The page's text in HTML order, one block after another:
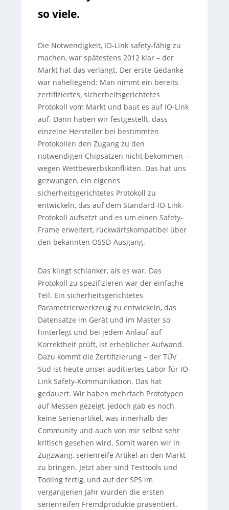
so viele.
Die Notwendigkeit, IO-Link safety-fähig zu
machen, war spätestens 2012 klar – der
Markt hat das verlangt. Der erste Gedanke
war naheliegend: Man nimmt ein bereits
zertifiziertes, sicherheitsgerichtetes
Protokoll vom Markt und baut es auf IO-Link
auf. Dann haben wir festgestellt, dass
einzelne Hersteller bei bestimmten
Protokollen den Zugang zu den
notwendigen Chipsätzen nicht bekommen –
wegen Wettbewerbskonflikten. Das hat uns
gezwungen, ein eigenes
sicherheitsgerichtetes Protokoll zu
entwickeln, das auf dem Standard-IO-Link-
Protokoll aufsetzt und es um einen Safety-
Frame erweitert, rückwärtskompatibel über
den bekannten OSSD-Ausgang.
Das klingt schlanker, als es war. Das
Protokoll zu spezifizieren war der einfache
Teil. Ein sicherheitsgerichtetes
Parametrierwerkzeug zu entwickeln, das
Datensätze im Gerät und im Master so
hinterlegt und bei jedem Anlauf auf
Korrektheit prüft, ist erheblicher Aufwand.
Dazu kommt die Zertifizierung – der TÜV
Süd ist heute unser auditiertes Labor für IO-
Link Safety-Kommunikation. Das hat
gedauert. Wir haben mehrfach Prototypen
auf Messen gezeigt, jedoch gab es noch
keine Serienartikel, was innerhalb der
Community und auch von mir selbst sehr
kritisch gesehen wird. Somit waren wir in
Zugzwang, serienreife Artikel an den Markt
zu bringen. Jetzt aber sind Testtools und
Tooling fertig, und auf der SPS im
vergangenen Jahr wurden die ersten
serienreifen Fremdprodukte präsentiert.